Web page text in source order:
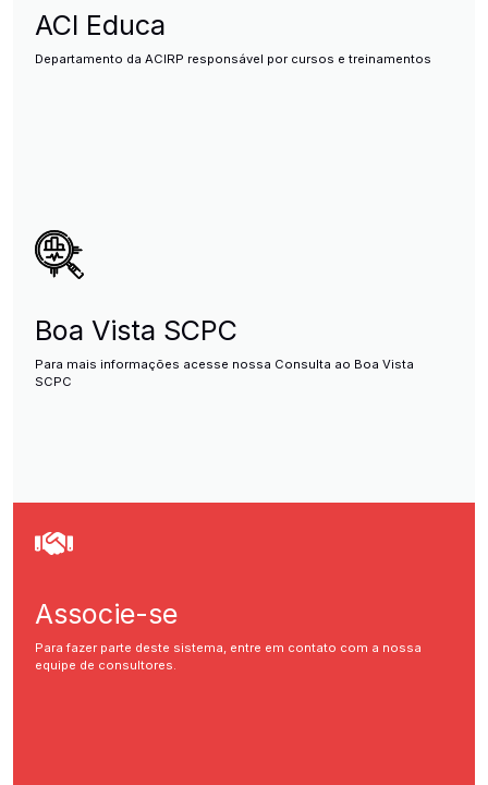
ACI Educa
Departamento da ACIRP responsável por cursos e treinamentos
Boa Vista SCPC
Para mais informações acesse nossa Consulta ao Boa Vista
SCPC
Associe-se
Para fazer parte deste sistema, entre em contato com a nossa
equipe de consultores.